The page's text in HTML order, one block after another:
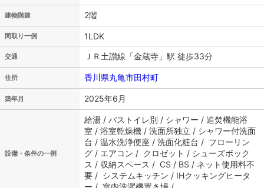
建物階建 2階
間取り一例 1LDK
交通 ＪＲ土讃線「金蔵寺」駅 徒歩33分
住所 香川県丸亀市田村町
築年月 2025年6月
設備・条件の一例
給湯 / バストイレ別 / シャワー / 追焚機能浴
室 / 浴室乾燥機 / 洗面所独立 / シャワー付洗面
台 / 温水洗浄便座 / 洗面化粧台 / フローリン
グ / エアコン / クロゼット / シューズボック
ス / 収納スペース / CS / BS / ネット使用料不
要 / システムキッチン / IHクッキングヒータ